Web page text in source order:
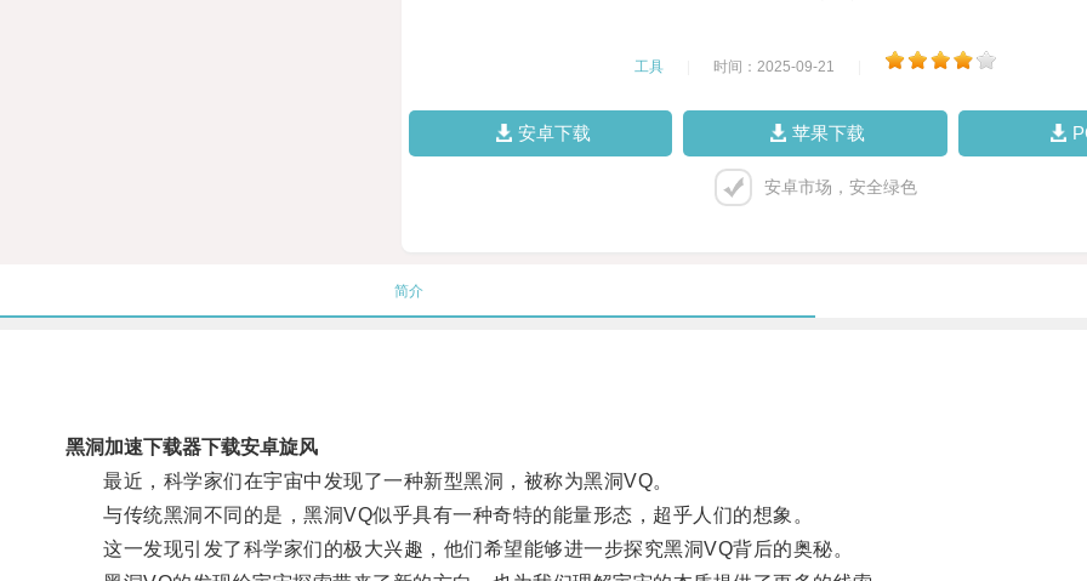
工具 时间：2025-09-21
安卓下载 苹果下载
安卓市场，安全绿色
简介
黑洞加速下载器下载安卓旋风
最近，科学家们在宇宙中发现了一种新型黑洞，被称为黑洞VQ。
与传统黑洞不同的是，黑洞VQ似乎具有一种奇特的能量形态，超乎人们的想象。
这一发现引发了科学家们的极大兴趣，他们希望能够进一步探究黑洞VQ背后的奥秘。